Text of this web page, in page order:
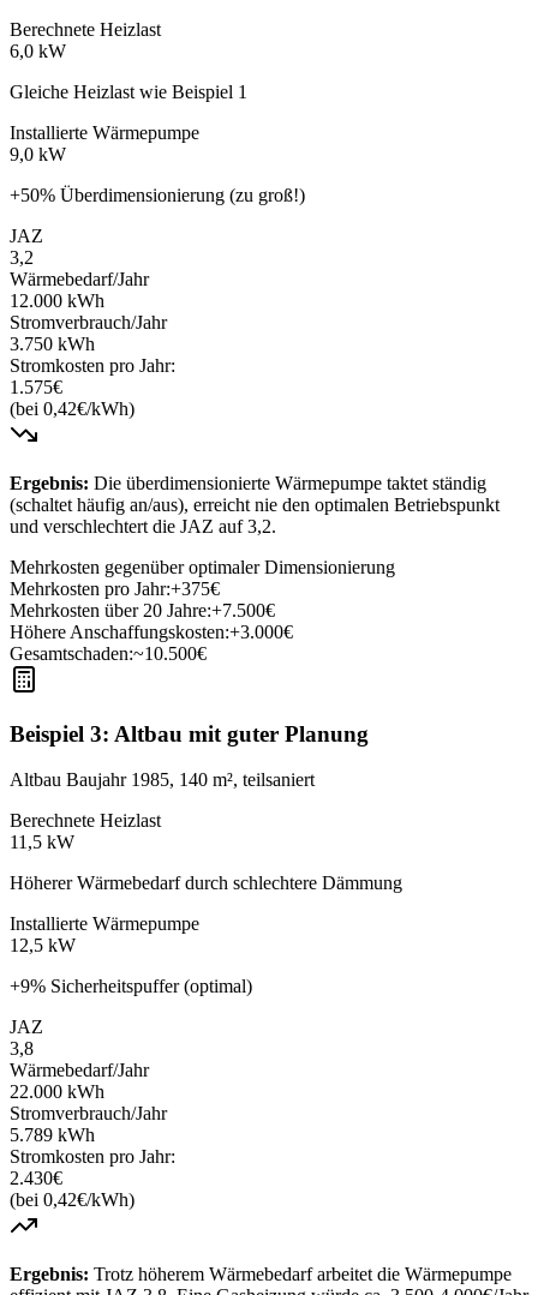
Berechnete Heizlast
6,0 kW
Gleiche Heizlast wie Beispiel 1
Installierte Wärmepumpe
9,0 kW
+50% Überdimensionierung (zu groß!)
JAZ
3,2
Wärmebedarf/Jahr
12.000 kWh
Stromverbrauch/Jahr
3.750 kWh
Stromkosten pro Jahr:
1.575€
(bei 0,42€/kWh)
Ergebnis: Die überdimensionierte Wärmepumpe taktet ständig
(schaltet häufig an/aus), erreicht nie den optimalen Betriebspunkt
und verschlechtert die JAZ auf 3,2.
Mehrkosten gegenüber optimaler Dimensionierung
Mehrkosten pro Jahr:+375€
Mehrkosten über 20 Jahre:+7.500€
Höhere Anschaffungskosten:+3.000€
Gesamtschaden:~10.500€
Beispiel 3: Altbau mit guter Planung
Altbau Baujahr 1985, 140 m², teilsaniert
Berechnete Heizlast
11,5 kW
Höherer Wärmebedarf durch schlechtere Dämmung
Installierte Wärmepumpe
12,5 kW
+9% Sicherheitspuffer (optimal)
JAZ
3,8
Wärmebedarf/Jahr
22.000 kWh
Stromverbrauch/Jahr
5.789 kWh
Stromkosten pro Jahr:
2.430€
(bei 0,42€/kWh)
Ergebnis: Trotz höherem Wärmebedarf arbeitet die Wärmepumpe